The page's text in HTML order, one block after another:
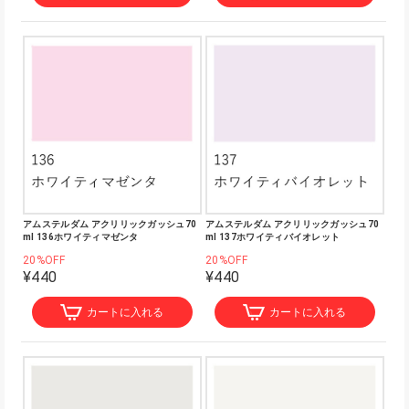
アムステルダム アクリリックガッシュ70
ml 136ホワイティマゼンタ
20%OFF
¥440
カートに入れる
アムステルダム アクリリックガッシュ70
ml 137ホワイティバイオレット
20%OFF
¥440
カートに入れる